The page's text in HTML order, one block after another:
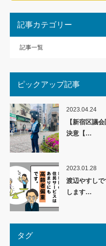
記事カテゴリー
記事一覧
ピックアップ記事
2023.04.24
【新宿区議
決意【…
2023.01.28
渡辺やすし
します…
タグ